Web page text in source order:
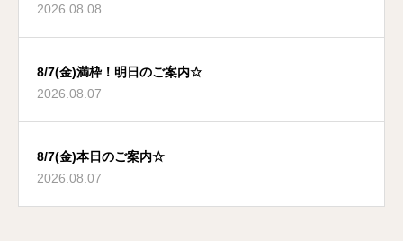
2026.08.08
8/7(金)満枠！明日のご案内☆
2026.08.07
8/7(金)本日のご案内☆
2026.08.07